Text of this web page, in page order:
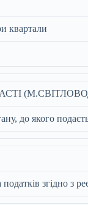
квартали
до якого
згідно з